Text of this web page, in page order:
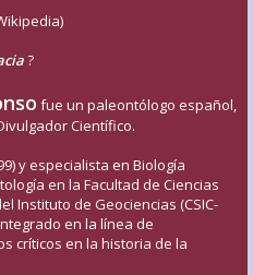
?
fue un paleontólogo español,
Científico.
y especialista en Biología
en la Facultad de Ciencias
Instituto de Geociencias (CSIC-
en la línea de
críticos en la historia de la